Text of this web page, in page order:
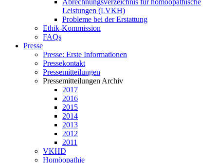
Abrechnungsverzeichnis für homöopathische
Leistungen (LVKH)
Probleme bei der Erstattung
Ethik-Kommission
FAQs
Presse
Presse: Erste Informationen
Pressekontakt
Pressemitteilungen
Pressemitteilungen Archiv
2017
2016
2015
2014
2013
2012
2011
VKHD
Homöopathie